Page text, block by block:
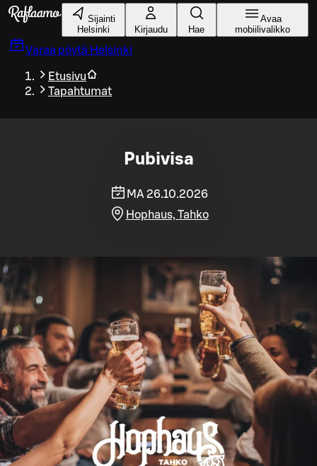
Siirry pääsisältöön
Sijainti
Helsinki
Kirjaudu Hae
Avaa
mobiilivalikko
Varaa pöytä Helsinki
Etusivu
Tapahtumat
Pubivisa
MA 26.10.2026
Hophaus, Tahko